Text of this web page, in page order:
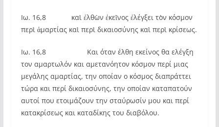
Ιω. 16,8 καὶ ἐλθὼν ἐκεῖνος ἐλέγξει τὸν κόσμον
περὶ ἁμαρτίας καὶ περὶ δικαιοσύνης καὶ περὶ κρίσεως.
Ιω. 16,8 Και όταν έλθη εκείνος θα ελέγξη
τον αμαρτωλόν και αμετανόητον κόσμον περί μιας
μεγάλης αμαρτίας, την οποίαν ο κόσμος διαπράττει
τώρα και περί δικαιοσύνης, την οποίαν καταπατούν
αυτοί που ετοιμάζουν την σταύρωσίν μου και περί
κατακρίσεως και καταδίκης του διαβόλου.